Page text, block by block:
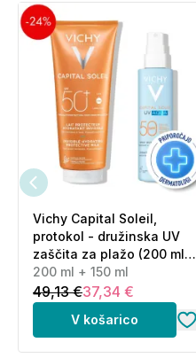
povezavi (klik).
Vichy Capital Soleil,
protokol - družinska UV
zaščita za plažo (200 ml +
150 ml)
200 ml + 150 ml
49,13 €37,34 €
V košarico